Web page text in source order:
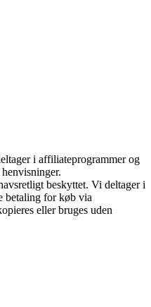
i affiliateprogrammer og
beskyttet. Vi deltager i
betaling for køb via
eller bruges uden